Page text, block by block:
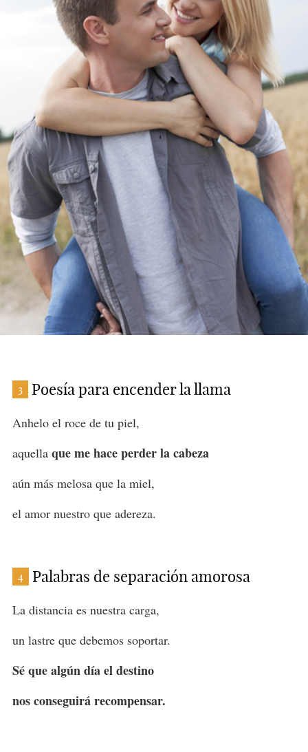
3 Poesía para encender la llama
Anhelo el roce de tu piel,
aquella que me hace perder la cabeza
aún más melosa que la miel,
el amor nuestro que adereza.
4 Palabras de separación amorosa
La distancia es nuestra carga,
un lastre que debemos soportar.
Sé que algún día el destino
nos conseguirá recompensar.